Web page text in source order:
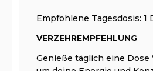
Empfohlene Tagesdosis: 1
VERZEHREMPFEHLUNG
Genieße täglich eine Dose